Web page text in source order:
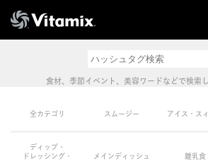
体験＆講座
8つの機能
オンラインストア
食材、季節イベント、美容ワードなどで検索
全カテゴリ スムージー アイス・ス
ディップ・
ドレッシング・
メインディッシュ 離乳食